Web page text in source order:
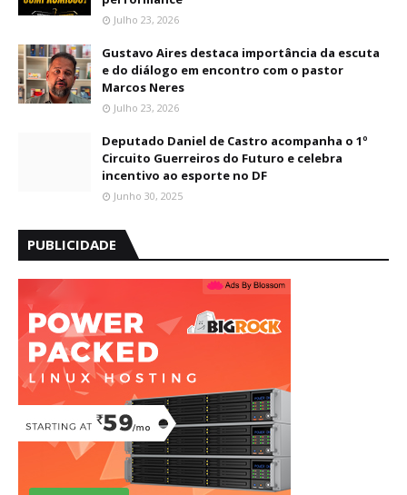
Julho 23, 2026
Gustavo Aires destaca importância da escuta
e do diálogo em encontro com o pastor
Marcos Neres
Julho 23, 2026
Deputado Daniel de Castro acompanha o 1º
Circuito Guerreiros do Futuro e celebra
incentivo ao esporte no DF
Junho 30, 2025
PUBLICIDADE